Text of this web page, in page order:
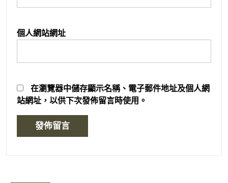
個人網站網址
在瀏覽器中儲存顯示名稱、電子郵件地址及個人網
站網址，以供下次發佈留言時使用。